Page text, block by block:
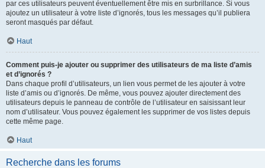
par ces utilisateurs peuvent éventuellement être mis en surbrillance. Si vous
ajoutez un utilisateur à votre liste d’ignorés, tous les messages qu’il publiera
seront masqués par défaut.
Haut
Comment puis-je ajouter ou supprimer des utilisateurs de ma liste d’amis
et d’ignorés ?
Dans chaque profil d’utilisateurs, un lien vous permet de les ajouter à votre
liste d’amis ou d’ignorés. De même, vous pouvez ajouter directement des
utilisateurs depuis le panneau de contrôle de l’utilisateur en saisissant leur
nom d’utilisateur. Vous pouvez également les supprimer de vos listes depuis
cette même page.
Haut
Recherche dans les forums